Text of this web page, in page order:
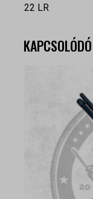
22 LR